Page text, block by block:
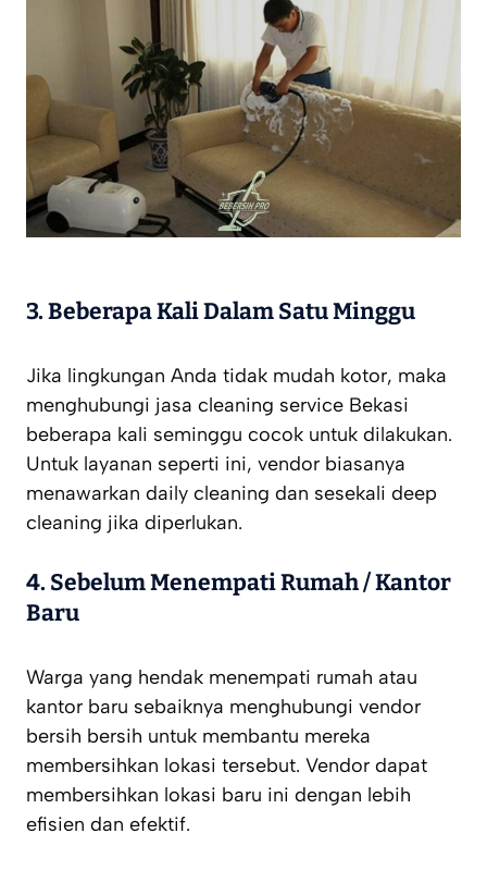
3.Beberapa Kali Dalam Satu Minggu
Jika lingkungan Anda tidak mudah kotor, maka
menghubungi jasa cleaning service Bekasi
beberapa kali seminggu cocok untuk dilakukan.
Untuk layanan seperti ini, vendor biasanya
menawarkan daily cleaning dan sesekali deep
cleaning jika diperlukan.
4. Sebelum Menempati Rumah / Kantor
Baru
Warga yang hendak menempati rumah atau
kantor baru sebaiknya menghubungi vendor
bersih bersih untuk membantu mereka
membersihkan lokasi tersebut. Vendor dapat
membersihkan lokasi baru ini dengan lebih
efisien dan efektif.